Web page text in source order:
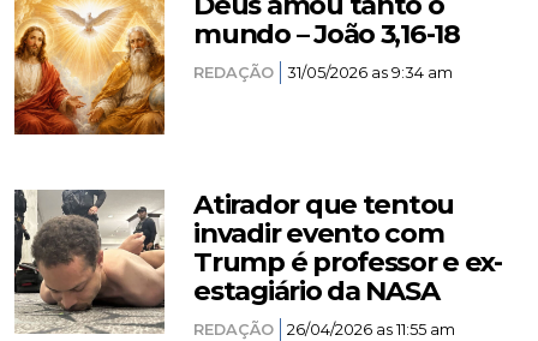
mundo – João 3,16-18
REDAÇÃO 31/05/2026 as 9:34 am
Atirador que tentou
invadir evento com
Trump é professor e ex-
estagiário da NASA
REDAÇÃO 26/04/2026 as 11:55 am